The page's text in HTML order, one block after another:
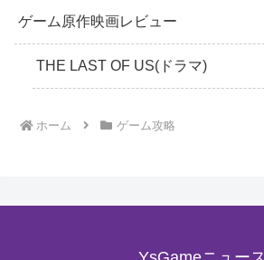
ゲーム原作映画レビュー
THE LAST OF US(ドラマ)
ホーム ゲーム攻略